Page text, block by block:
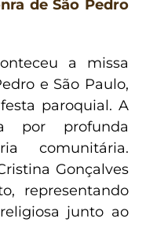
de São Pedro
a missa
e São Paulo,
paroquial. A
por profunda
comunitária.
Gonçalves
representando
junto ao